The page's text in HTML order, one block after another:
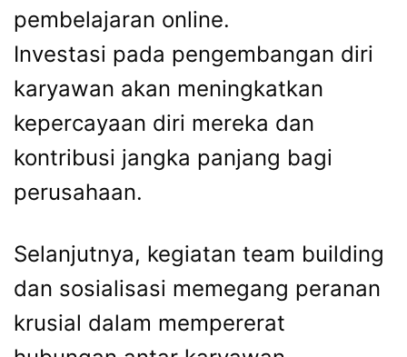
pembelajaran online.
Investasi pada pengembangan diri
karyawan akan meningkatkan
kepercayaan diri mereka dan
kontribusi jangka panjang bagi
perusahaan.
Selanjutnya, kegiatan team building
dan sosialisasi memegang peranan
krusial dalam mempererat